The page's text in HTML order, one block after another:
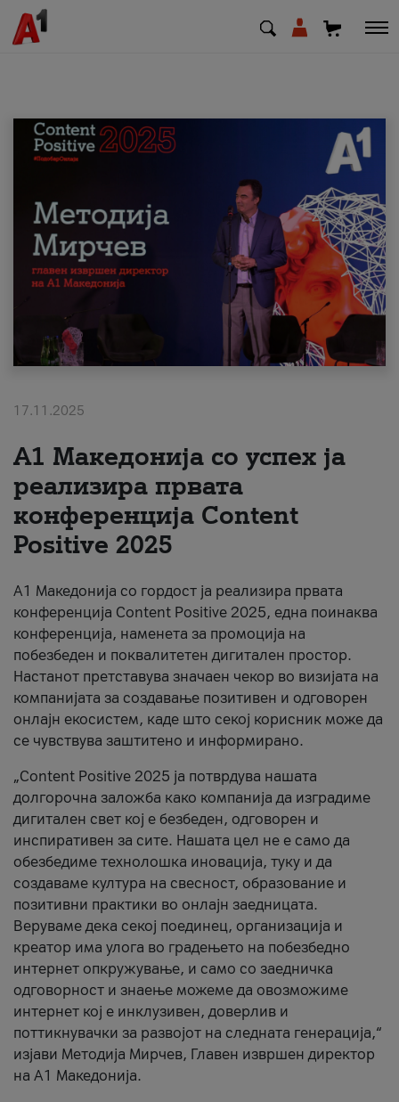
МК EN
Приватни Деловни
Поддршка
Надополни кредит
#ПодобарОнлајн
17.11.2025
А1 Македонија со успех ја
реализира првата
конференција Content
Positive 2025
А1 Македонија со гордост ја реализира првата
конференција Content Positive 2025, една поинаква
конференција, наменета за промоција на
побезбеден и поквалитетен дигитален простор.
Настанот претставува значаен чекор во визијата на
компанијата за создавање позитивен и одговорен
онлајн екосистем, каде што секој корисник може да
се чувствува заштитено и информирано.
„Content Positive 2025 ја потврдува нашата
долгорочна заложба како компанија да изградиме
дигитален свет кој е безбеден, одговорен и
инспиративен за сите. Нашата цел не е само да
обезбедиме технолошка иновација, туку и да
создаваме култура на свесност, образование и
позитивни практики во онлајн заедницата.
Веруваме дека секој поединец, организација и
креатор има улога во градењето на побезбедно
интернет опкружување, и само со заедничка
одговорност и знаење можеме да овозможиме
интернет кој е инклузивен, доверлив и
поттикнувачки за развојот на следната генерација,“
изјави Методија Мирчев, Главен извршен директор
на А1 Македонија.